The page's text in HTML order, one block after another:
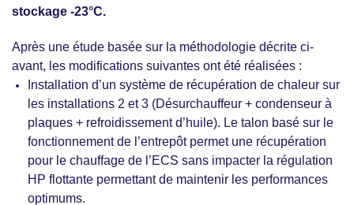
stockage -23°C.
Après une étude basée sur la méthodologie décrite ci-
avant, les modifications suivantes ont été réalisées :
Installation d’un système de récupération de chaleur sur
les installations 2 et 3 (Désurchauffeur + condenseur à
plaques + refroidissement d’huile). Le talon basé sur le
fonctionnement de l’entrepôt permet une récupération
pour le chauffage de l’ECS sans impacter la régulation
HP flottante permettant de maintenir les performances
optimums.